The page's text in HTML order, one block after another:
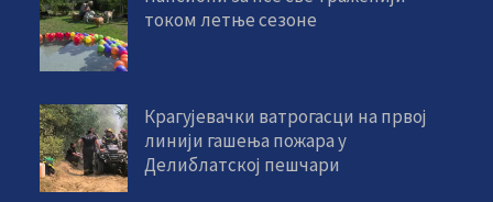
током летње сезоне
Крагујевачки ватрогасци на првој
линији гашења пожара у
Делиблатској пешчари